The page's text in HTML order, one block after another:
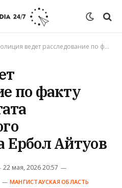
ведет расследование по факту смерти депутата мангистауского облмаслихата Ербол Айтуов
по факту
Ербол Айтуов
22 мая, 2026 20:57
МАНГИСТАУСКАЯ ОБЛАСТЬ